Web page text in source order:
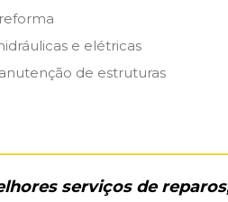
e elétricas
de estruturas
serviços de